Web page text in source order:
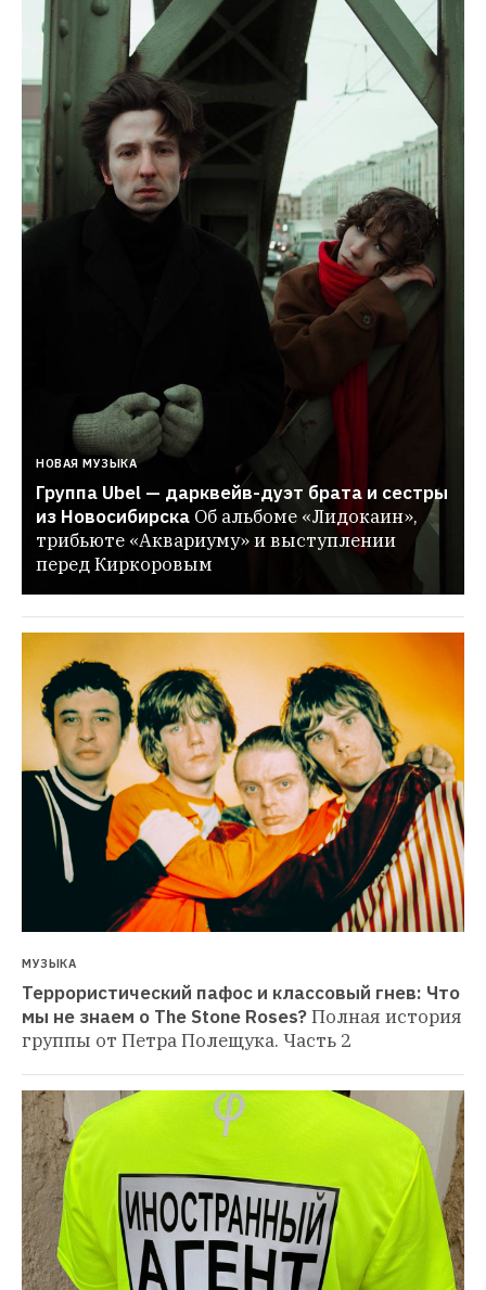
НОВАЯ МУЗЫКА
Группа Ubel — дарквейв-дуэт брата и сестры
из Новосибирска Об альбоме «Лидокаин»,
трибьюте «Аквариуму» и выступлении
перед Киркоровым
МУЗЫКА
Террористический пафос и классовый гнев: Что
мы не знаем о The Stone Roses?Полная история
группы от Петра Полещука. Часть 2